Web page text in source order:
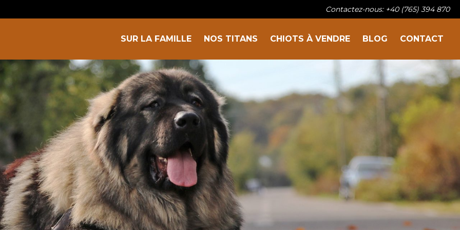
Nos titans
Chiots à vendre
Blog
Contactez-nous: +40 (765) 394 870
SUR LA FAMILLE NOS TITANS CHIOTS À VENDRE BLOG CONTACT